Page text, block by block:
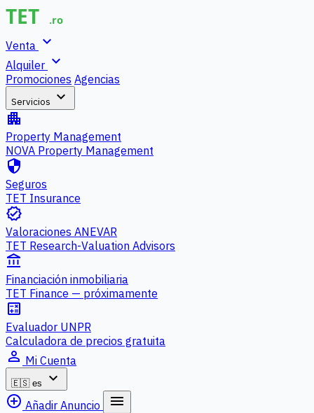
Venta expand_more
Alquiler expand_more
Promociones Agencias
Servicios expand_more
apartment
Property Management
NOVA Property Management
security
Seguros
TET Insurance
verified
Valoraciones ANEVAR
TET Research-Valuation Advisors
account_balance
Financiación inmobiliaria
TET Finance — próximamente
calculate
Evaluador UNPR
Calculadora de precios gratuita
person_outline Mi Cuenta
🇪🇸 es
expand_more
add_circle_outline Añadir Anuncio menu